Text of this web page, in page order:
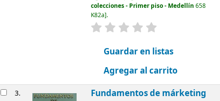
colecciones - Primer piso - Medellín 658
K82a .
valoración
Guardar en listas
Agregar al carrito
3. Fundamentos de márketing